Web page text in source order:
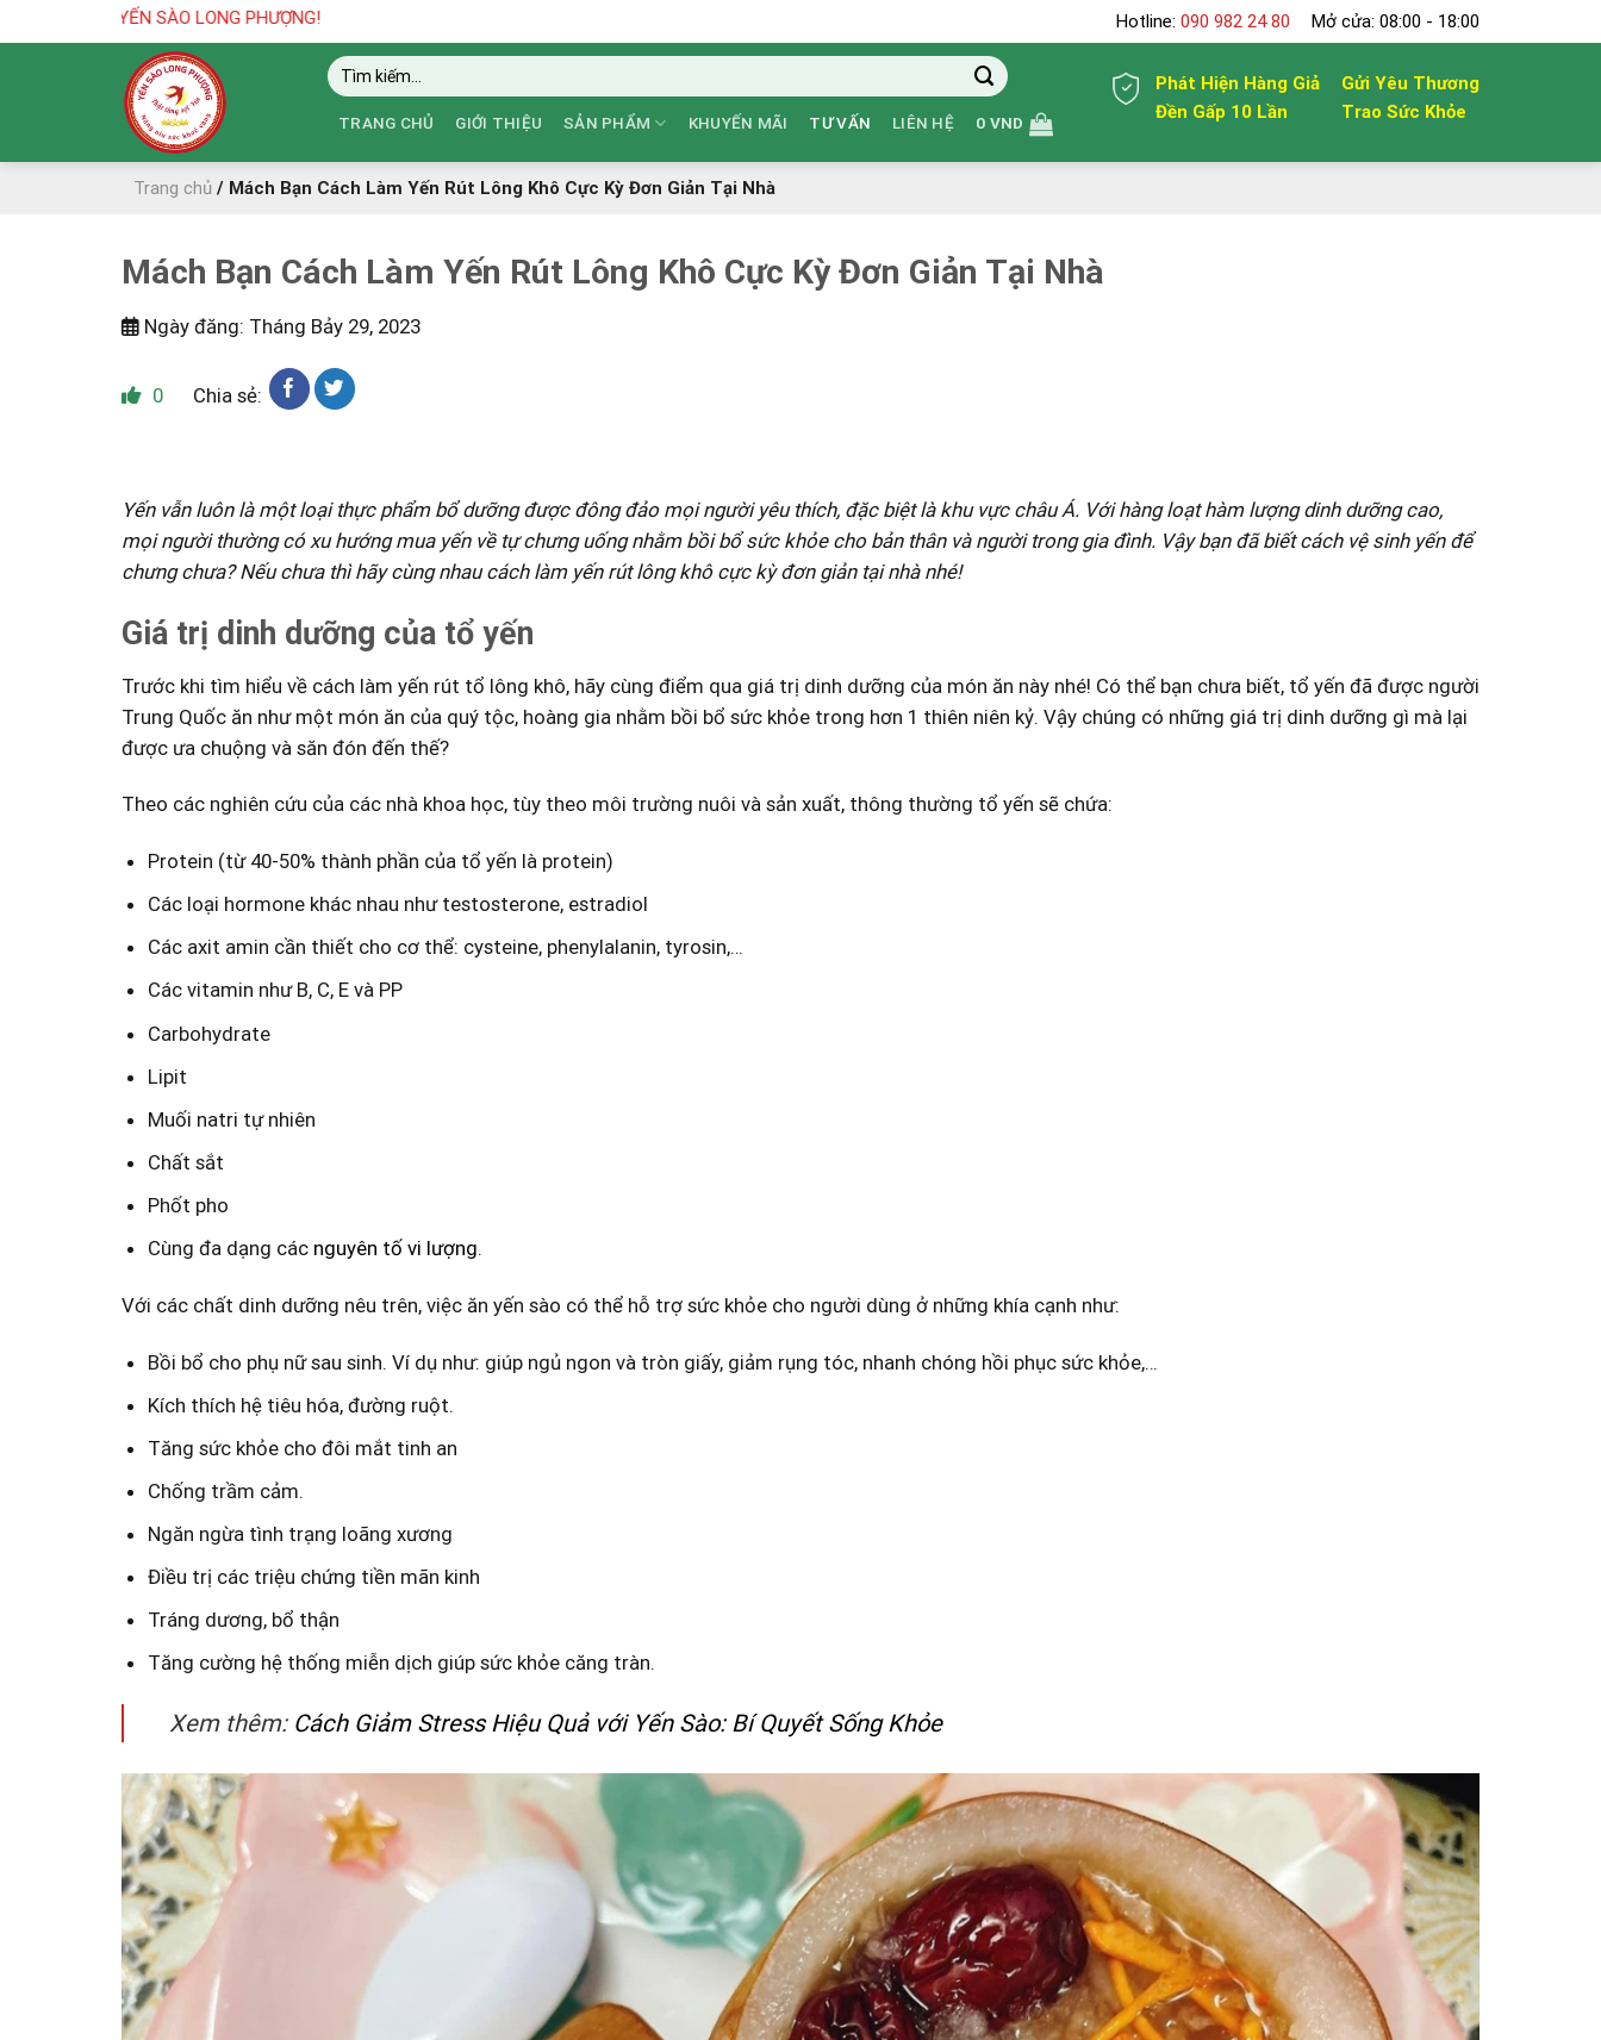
to
LONG PHƯỢNG! Hotline:090 982 24 80 Mở cửa: 08:00 - 18:00
Tìm
kiếm:
TRANG CHỦ
GIỚI THIỆU SẢN PHẨM KHUYẾN MÃI TƯ VẤN LIÊN HỆ 0 VND
Phát Hiện Hàng Giả
Đền Gấp 10 Lần
Gửi Yêu Thương
Trao Sức Khỏe
Trang chủ / Mách Bạn Cách Làm Yến Rút Lông Khô Cực Kỳ Đơn Giản Tại Nhà
Mách Bạn Cách Làm Yến Rút Lông Khô Cực Kỳ Đơn Giản Tại Nhà
Ngày đăng: Tháng Bảy 29, 2023
0 Chia sẻ:
Yến vẫn luôn là một loại thực phẩm bổ dưỡng được đông đảo mọi người yêu thích, đặc biệt là khu vực châu Á. Với hàng loạt hàm lượng dinh dưỡng cao,
mọi người thường có xu hướng mua yến về tự chưng uống nhằm bồi bổ sức khỏe cho bản thân và người trong gia đình. Vậy bạn đã biết cách vệ sinh yến để
chưng chưa? Nếu chưa thì hãy cùng nhau cách làm yến rút lông khô cực kỳ đơn giản tại nhà nhé!
Giá trị dinh dưỡng của tổ yến
Trước khi tìm hiểu về cách làm yến rút tổ lông khô, hãy cùng điểm qua giá trị dinh dưỡng của món ăn này nhé! Có thể bạn chưa biết, tổ yến đã được người
Trung Quốc ăn như một món ăn của quý tộc, hoàng gia nhằm bồi bổ sức khỏe trong hơn 1 thiên niên kỷ. Vậy chúng có những giá trị dinh dưỡng gì mà lại
được ưa chuộng và săn đón đến thế?
Theo các nghiên cứu của các nhà khoa học, tùy theo môi trường nuôi và sản xuất, thông thường tổ yến sẽ chứa:
Protein (từ 40-50% thành phần của tổ yến là protein)
Các loại hormone khác nhau như testosterone, estradiol
Các axit amin cần thiết cho cơ thể: cysteine, phenylalanin, tyrosin,…
Các vitamin như B, C, E và PP
Carbohydrate
Lipit
Muối natri tự nhiên
Chất sắt
Phốt pho
Cùng đa dạng các nguyên tố vi lượng.
Với các chất dinh dưỡng nêu trên, việc ăn yến sào có thể hỗ trợ sức khỏe cho người dùng ở những khía cạnh như:
Bồi bổ cho phụ nữ sau sinh. Ví dụ như: giúp ngủ ngon và tròn giấy, giảm rụng tóc, nhanh chóng hồi phục sức khỏe,…
Kích thích hệ tiêu hóa, đường ruột.
Tăng sức khỏe cho đôi mắt tinh an
Chống trầm cảm.
Ngăn ngừa tình trạng loãng xương
Điều trị các triệu chứng tiền mãn kinh
Tráng dương, bổ thận
Tăng cường hệ thống miễn dịch giúp sức khỏe căng tràn.
Xem thêm: Cách Giảm Stress Hiệu Quả với Yến Sào: Bí Quyết Sống Khỏe